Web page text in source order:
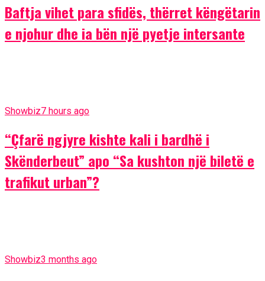
Baftja vihet para sfidës, thërret këngëtarin
e njohur dhe ia bën një pyetje intersante
Showbiz7 hours ago
“Çfarë ngjyre kishte kali i bardhë i
Skënderbeut” apo “Sa kushton një biletë e
trafikut urban”?
Showbiz3 months ago